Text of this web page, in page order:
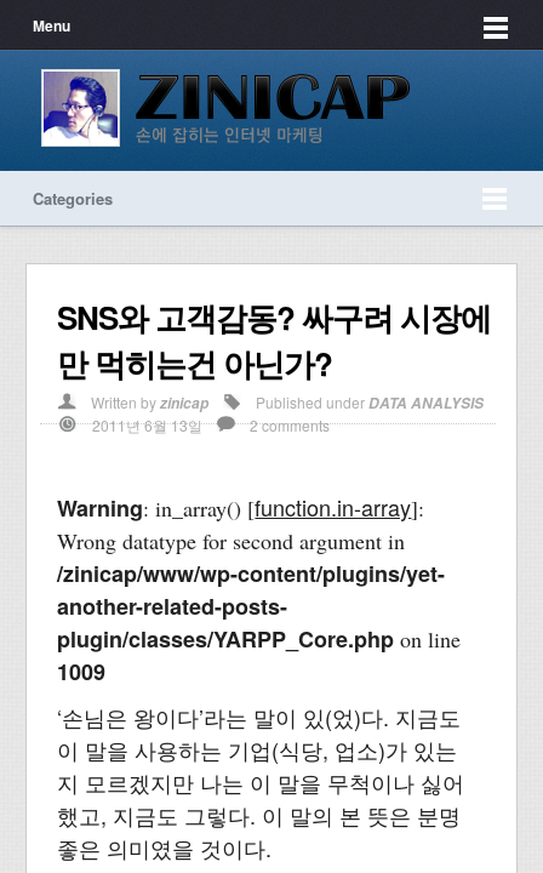
Menu
Categories
SNS와 고객감동? 싸구려 시장에
만 먹히는건 아닌가?
Written byzinicap Published under DATA ANALYSIS
2011년 6월 13일
2 comments
Warning: in_array() [function.in-array]:
Wrong datatype for second argument in
/zinicap/www/wp-content/plugins/yet-
another-related-posts-
plugin/classes/YARPP_Core.php on line
1009
‘손님은 왕이다’라는 말이 있(었)다. 지금도
이 말을 사용하는 기업(식당, 업소)가 있는
지 모르겠지만 나는 이 말을 무척이나 싫어
했고, 지금도 그렇다. 이 말의 본 뜻은 분명
좋은 의미였을 것이다.